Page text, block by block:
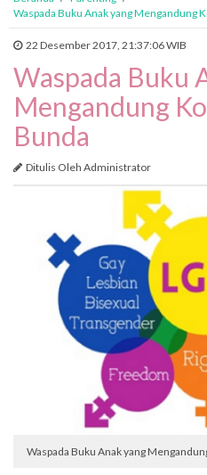
Waspada Buku Anak yang Mengandung
22 Desember 2017, 21:37:06 WIB
Waspada Buku
Mengandung
Bunda
Ditulis Oleh Administrator
Waspada Buku Anak yang